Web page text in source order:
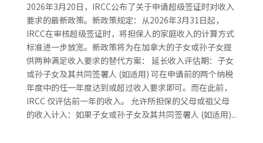
2026年3月20日，IRCC公布了关于申请超级签证时对收入
要求的最新政策。新政策规定：从2026年3月31日起，
IRCC在审核超级签证时，将担保人的家庭收入的计算方式
标准进一步放宽。新政策将为在加拿大的子女或孙子女提
供两种满足收入要求的替代方案： 延长收入评估期：子女
或孙子女及其共同签署人 (如适用) 可在申请前的两个纳税
年度中的任一年度达到或超过收入要求即可。而在此前，
IRCC 仅评估前一年的收入。 允许所担保的父母或祖父母
的收入计入：如果子女或孙子女及其共同签署人 (如适用)...